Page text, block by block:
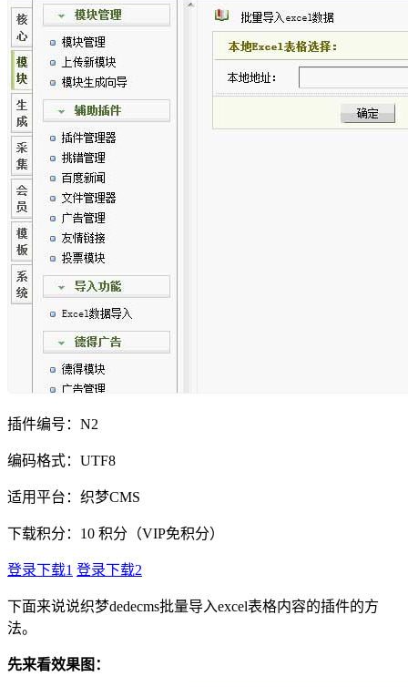
插件编号：N2
编码格式：UTF8
适用平台：织梦CMS
下载积分： 10 积分（VIP免积分）
登录下载1 登录下载2
下面来说说织梦dedecms批量导入excel表格内容的插件的方
法。
先来看效果图：